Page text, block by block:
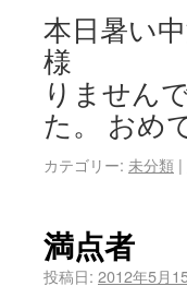
本日暑い
様
りません
た。 おめ
カテゴリー: 未分類 |
満点者
投稿日: 2012年5月